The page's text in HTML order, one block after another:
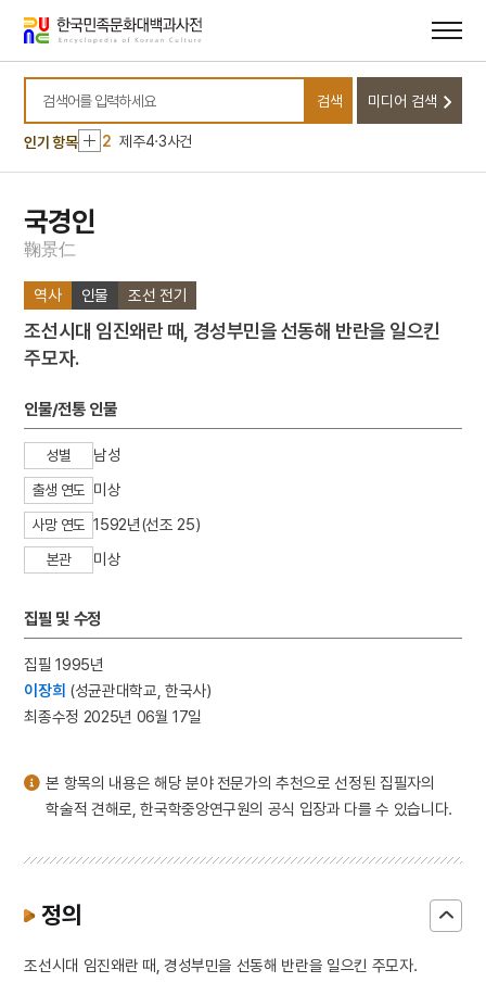
바로가기
바로가기
검색어를 입력하세요
검색 미디어 검색
인기 항목
10 LA 폭동
1 반달가슴곰
2 제주4·3사건
3 금성대군
7
청구야담
8 세조
10
1 반달가슴곰
2
3
4 명두
5 박팽년 선생 유허
8
9 영도중학교
10 LA 폭동
국경인
鞠景仁
역사 인물 조선 전기
조선시대 임진왜란 때, 경성부민을 선동해 반란을 일으킨
주모자.
인물/전통 인물
성별 남성
출생 연도 미상
사망 연도 1592년(선조 25)
본관 미상
집필 및 수정
집필 1995년
이장희 (성균관대학교, 한국사)
최종수정 2025년 06월 17일
본 항목의 내용은 해당 분야 전문가의 추천으로 선정된 집필자의
학술적 견해로, 한국학중앙연구원의 공식 입장과 다를 수 있습니다.
정의
조선시대 임진왜란 때, 경성부민을 선동해 반란을 일으킨 주모자.